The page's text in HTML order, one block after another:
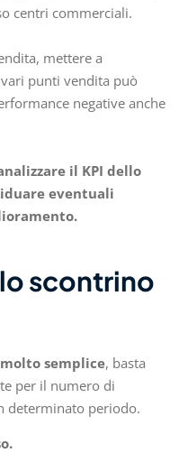
centri commerciali.
mettere a
punti vendita può
negative anche
il KPI dello
eventuali
scontrino
semplice, basta
per il numero di
determinato periodo.